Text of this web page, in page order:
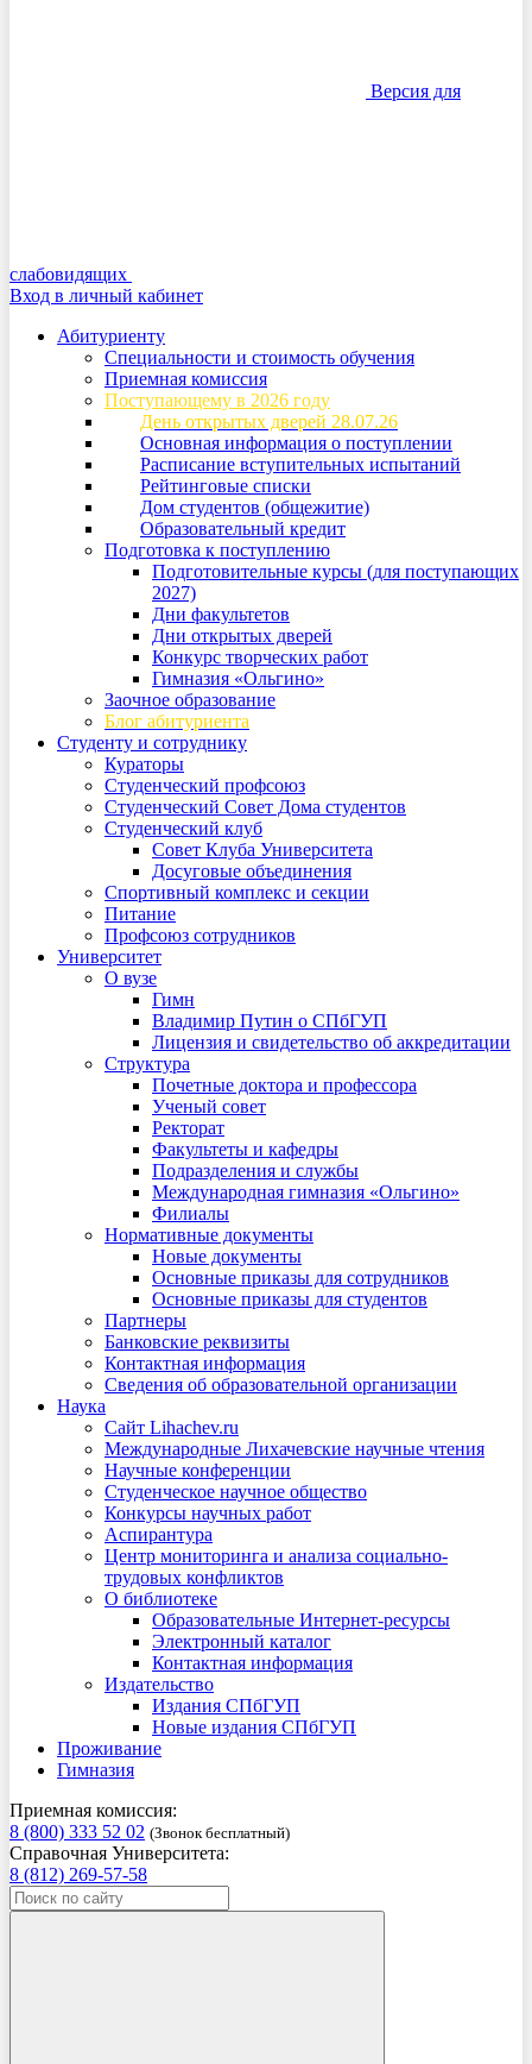
Версия для
слабовидящих
Вход в личный кабинет
Абитуриенту
Специальности и стоимость обучения
Приемная комиссия
Поступающему в 2026 году
День открытых дверей 28.07.26
Основная информация о поступлении
Расписание вступительных испытаний
Рейтинговые списки
Дом студентов (общежитие)
Образовательный кредит
Подготовка к поступлению
Подготовительные курсы (для поступающих
2027)
Дни факультетов
Дни открытых дверей
Конкурс творческих работ
Гимназия «Ольгино»
Заочное образование
Блог абитуриента
Студенту и сотруднику
Кураторы
Студенческий профсоюз
Студенческий Совет Дома студентов
Студенческий клуб
Совет Клуба Университета
Досуговые объединения
Спортивный комплекс и секции
Питание
Профсоюз сотрудников
Университет
О вузе
Гимн
Владимир Путин о СПбГУП
Лицензия и свидетельство об аккредитации
Структура
Почетные доктора и профессора
Ученый совет
Ректорат
Факультеты и кафедры
Подразделения и службы
Международная гимназия «Ольгино»
Филиалы
Нормативные документы
Новые документы
Основные приказы для сотрудников
Основные приказы для студентов
Партнеры
Банковские реквизиты
Контактная информация
Сведения об образовательной организации
Наука
Сайт Lihachev.ru
Международные Лихачевские научные чтения
Научные конференции
Студенческое научное общество
Конкурсы научных работ
Аспирантура
Центр мониторинга и анализа социально-
трудовых конфликтов
О библиотеке
Образовательные Интернет-ресурсы
Электронный каталог
Контактная информация
Издательство
Издания СПбГУП
Новые издания СПбГУП
Проживание
Гимназия
Приемная комиссия:
8 (800) 333 52 02 (Звонок бесплатный)
Справочная Университета:
8 (812) 269-57-58